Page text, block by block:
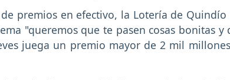
premios en efectivo, la Lotería de Quindío
"queremos que te pasen cosas bonitas y
juega un premio mayor de 2 mil